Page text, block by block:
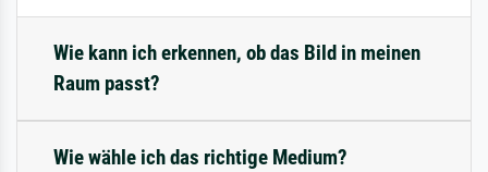
Wie kann ich erkennen, ob das Bild in meinen
Raum passt?
Wie wähle ich das richtige Medium?